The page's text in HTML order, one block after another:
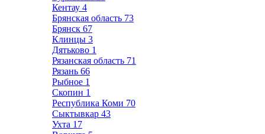
Кентау 4
Брянская область 73
Брянск 67
Клинцы 3
Дятьково 1
Рязанская область 71
Рязань 66
Рыбное 1
Скопин 1
Республика Коми 70
Сыктывкар 43
Ухта 17